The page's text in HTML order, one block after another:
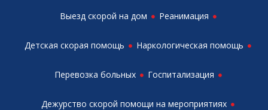
Выезд скорой на дом Реанимация
Детская скорая помощь Наркологическая помощь
Перевозка больных Госпитализация
Дежурство скорой помощи на мероприятиях